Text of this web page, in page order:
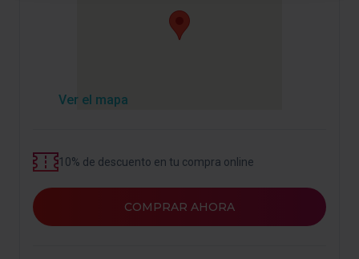
previamente. Te sugerimos que selecciones las cookies
de personalización, porque permiten recordar tus
Las cookies necesarias son imprescindibles para el
nuestra
En cualquier momento de la navegación en esta web,
podrás modificar tu selección de cookies seleccionando
la opción “Gestor de cookies”, que encontrarás en el
menú de la parte inferior de la web.
Ver el mapa
10% de descuento en tu compra online
COMPRAR AHORA